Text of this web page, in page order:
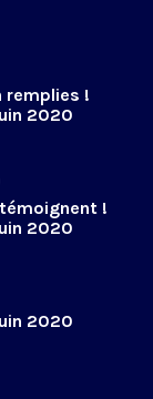
remplies !
2020
!
2020
2020